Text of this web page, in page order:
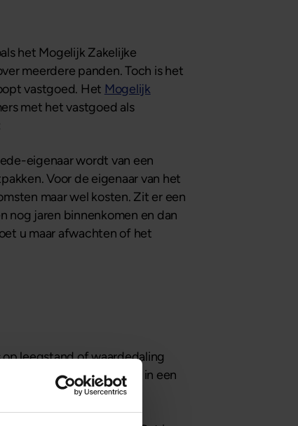
het Mogelijk Zakelijke
meerdere panden. Toch is het
vastgoed. Het Mogelijk
met het vastgoed als
eigenaar wordt van een
Voor de eigenaar van het
maar wel kosten. Zit er een
nog jaren binnenkomen en dan
u maar afwachten of het
leegstand of waardedaling
lening wordt uitgezet in een
wordt bepaald welk
Hypotheken Fonds